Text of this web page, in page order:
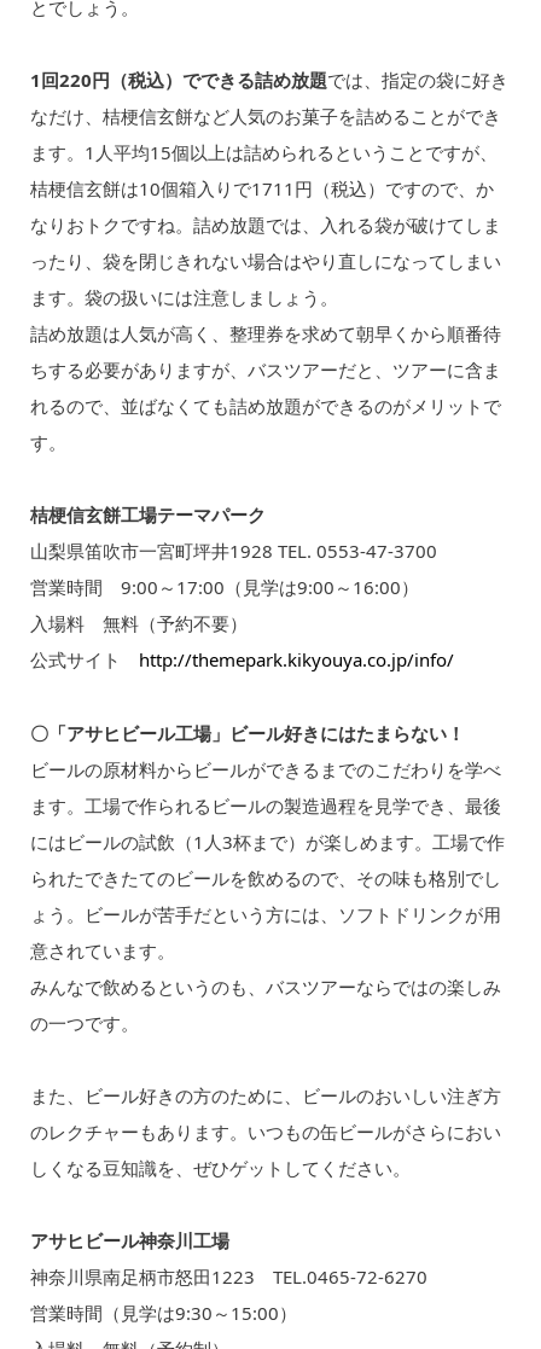
とでしょう。
1回220円（税込）でできる詰め放題では、指定の袋に好き
なだけ、桔梗信玄餅など人気のお菓子を詰めることができ
ます。1人平均15個以上は詰められるということですが、
桔梗信玄餅は10個箱入りで1711円（税込）ですので、か
なりおトクですね。詰め放題では、入れる袋が破けてしま
ったり、袋を閉じきれない場合はやり直しになってしまい
ます。袋の扱いには注意しましょう。
詰め放題は人気が高く、整理券を求めて朝早くから順番待
ちする必要がありますが、バスツアーだと、ツアーに含ま
れるので、並ばなくても詰め放題ができるのがメリットで
す。
桔梗信玄餅工場テーマパーク
山梨県笛吹市一宮町坪井1928 TEL. 0553-47-3700
営業時間 9:00～17:00（見学は9:00～16:00）
入場料 無料（予約不要）
公式サイト http://themepark.kikyouya.co.jp/info/
〇「アサヒビール工場」ビール好きにはたまらない！
ビールの原材料からビールができるまでのこだわりを学べ
ます。工場で作られるビールの製造過程を見学でき、最後
にはビールの試飲（1人3杯まで）が楽しめます。工場で作
られたできたてのビールを飲めるので、その味も格別でし
ょう。ビールが苦手だという方には、ソフトドリンクが用
意されています。
みんなで飲めるというのも、バスツアーならではの楽しみ
の一つです。
また、ビール好きの方のために、ビールのおいしい注ぎ方
のレクチャーもあります。いつもの缶ビールがさらにおい
しくなる豆知識を、ぜひゲットしてください。
アサヒビール神奈川工場
神奈川県南足柄市怒田1223 TEL.0465-72-6270
営業時間（見学は9:30～15:00）